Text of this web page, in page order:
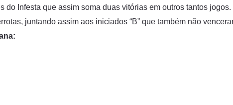
Infesta que assim soma duas vitórias em outros tantos jogos.
juntando assim aos iniciados “B” que também não